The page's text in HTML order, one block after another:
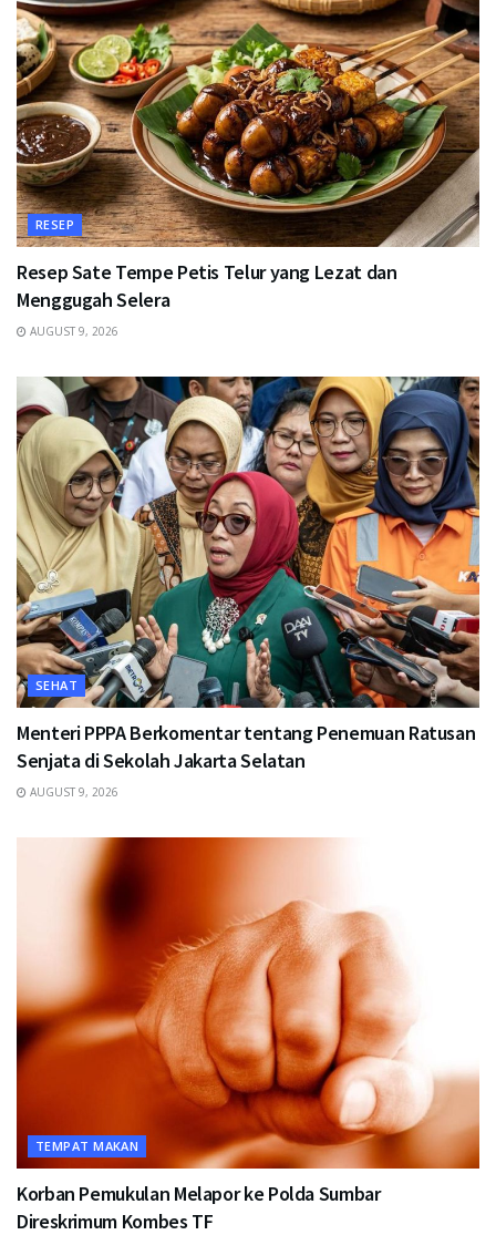
RESEP
Resep Sate Tempe Petis Telur yang Lezat dan
Menggugah Selera
AUGUST 9, 2026
SEHAT
Menteri PPPA Berkomentar tentang Penemuan Ratusan
Senjata di Sekolah Jakarta Selatan
AUGUST 9, 2026
TEMPAT MAKAN
Korban Pemukulan Melapor ke Polda Sumbar
Direskrimum Kombes TF